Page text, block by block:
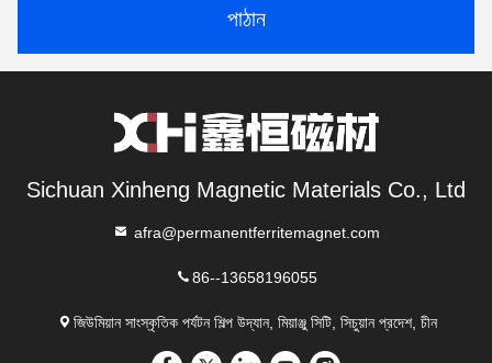
পাঠান
Sichuan Xinheng Magnetic Materials Co., Ltd
afra@permanentferritemagnet.com
86--13658196055
জিউমিয়ান সাংস্কৃতিক পর্যটন শিল্প উদ্যান, মিয়াঞ্জু সিটি, সিচুয়ান প্রদেশ, চীন